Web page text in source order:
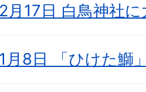
月17日 白鳥神社
月8日 「ひけた鰤